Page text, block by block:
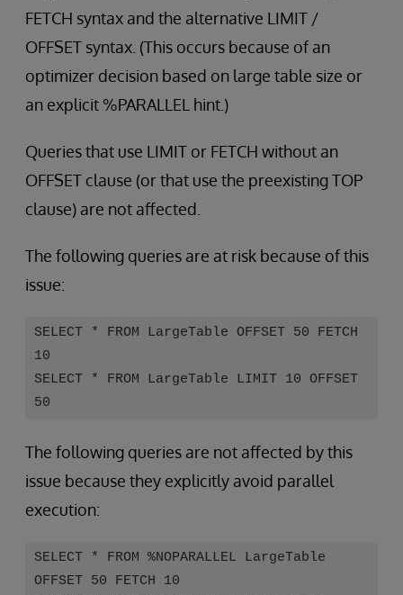
FETCH syntax and the alternative LIMIT /
OFFSET syntax. (This occurs because of an
optimizer decision based on large table size or
an explicit %PARALLEL hint.)
Queries that use LIMIT or FETCH without an
OFFSET clause (or that use the preexisting TOP
clause) are not affected.
The following queries are at risk because of this
issue:
SELECT * FROM LargeTable OFFSET 50 FETCH
10
SELECT * FROM LargeTable LIMIT 10 OFFSET
50
The following queries are not affected by this
issue because they explicitly avoid parallel
execution:
SELECT * FROM %NOPARALLEL LargeTable
OFFSET 50 FETCH 10